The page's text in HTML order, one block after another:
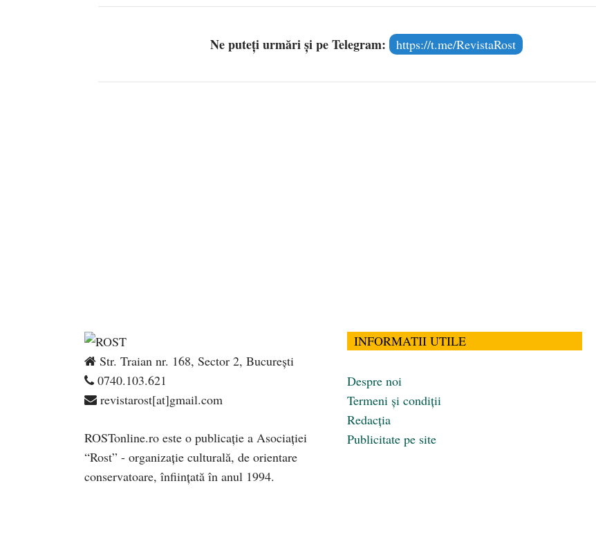
Ne puteți urmări și pe Telegram: https://t.me/RevistaRost
Str. Traian nr. 168, Sector 2, București
0740.103.621
revistarost[at]gmail.com
ROSTonline.ro este o publicaţie a Asociaţiei
“Rost” - organizaţie culturală, de orientare
conservatoare, înfiinţată în anul 1994.
INFORMATII UTILE
Despre noi
Termeni și condiții
Redacția
Publicitate pe site